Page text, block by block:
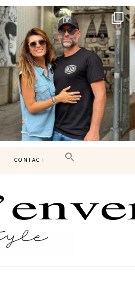
Montréal, une très belle surprise 🇨🇦
J’ai...
450
CONTACT